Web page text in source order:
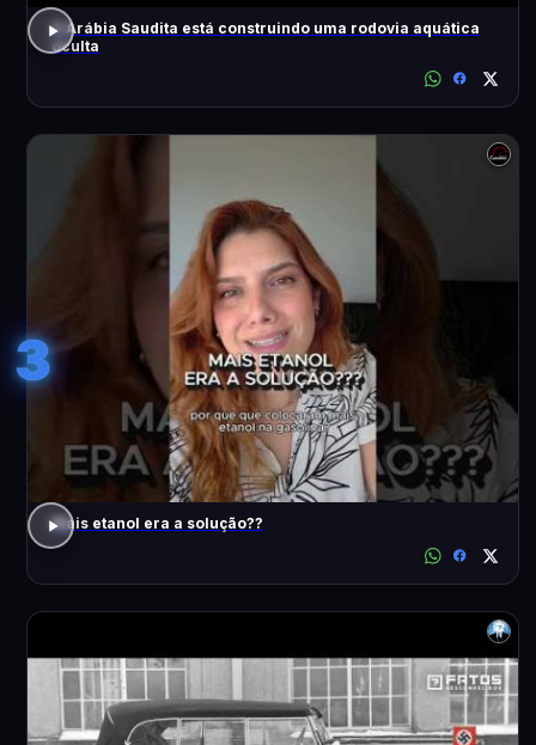
A Arábia Saudita está construindo uma rodovia aquática
oculta
3
Mais etanol era a solução??